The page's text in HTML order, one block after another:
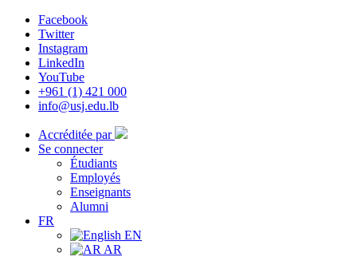
Facebook
Twitter
Instagram
LinkedIn
YouTube
+961 (1) 421 000
info@usj.edu.lb
Accréditée par
Se connecter
Étudiants
Employés
Enseignants
Alumni
FR
EN
AR